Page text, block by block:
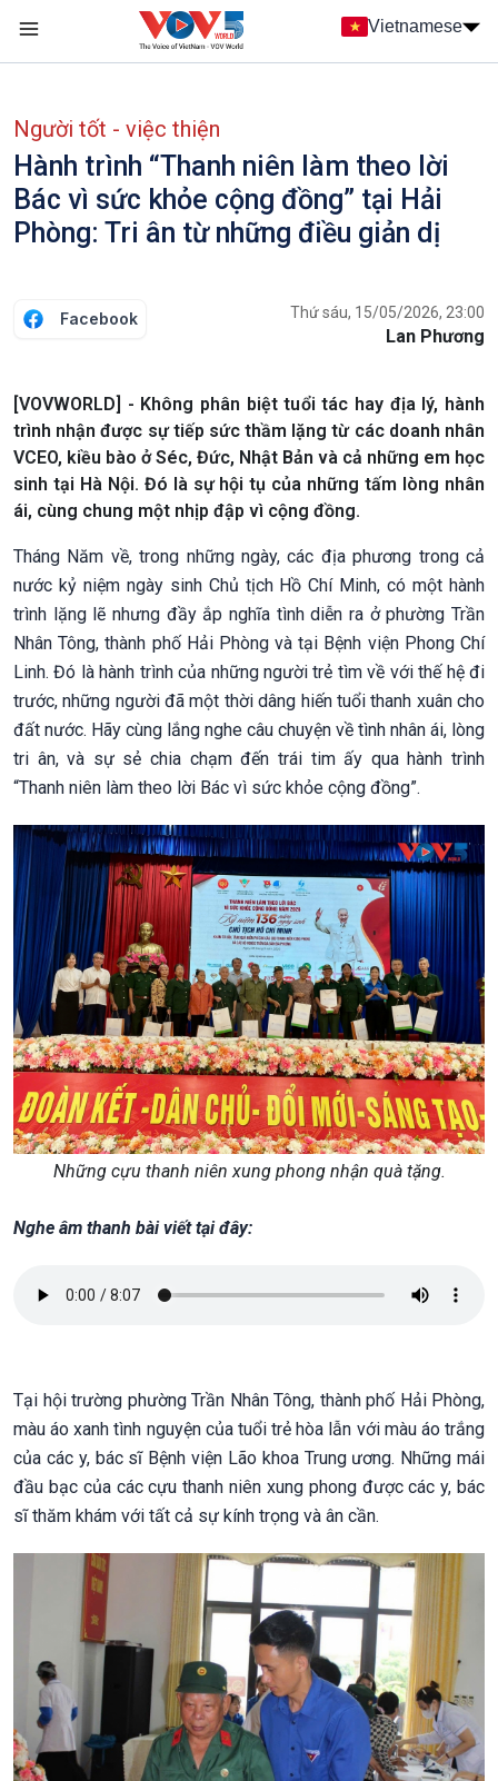
Nhảy đến nội dung
Vietnamese
Người tốt - việc thiện
Hành trình “Thanh niên làm theo lời
Bác vì sức khỏe cộng đồng” tại Hải
Phòng: Tri ân từ những điều giản dị
Facebook Thứ sáu, 15/05/2026, 23:00
Lan Phương
[VOVWORLD] - Không phân biệt tuổi tác hay địa lý, hành
trình nhận được sự tiếp sức thầm lặng từ các doanh nhân
VCEO, kiều bào ở Séc, Đức, Nhật Bản và cả những em học
sinh tại Hà Nội. Đó là sự hội tụ của những tấm lòng nhân
ái, cùng chung một nhịp đập vì cộng đồng.
Tháng Năm về, trong những ngày, các địa phương trong cả
nước kỷ niệm ngày sinh Chủ tịch Hồ Chí Minh, có một hành
trình lặng lẽ nhưng đầy ắp nghĩa tình diễn ra ở phường Trần
Nhân Tông, thành phố Hải Phòng và tại Bệnh viện Phong Chí
Linh. Đó là hành trình của những người trẻ tìm về với thế hệ đi
trước, những người đã một thời dâng hiến tuổi thanh xuân cho
đất nước. Hãy cùng lắng nghe câu chuyện về tình nhân ái, lòng
tri ân, và sự sẻ chia chạm đến trái tim ấy qua hành trình
“Thanh niên làm theo lời Bác vì sức khỏe cộng đồng”.
Những cựu thanh niên xung phong nhận quà tặng.
Nghe âm thanh bài viết tại đây:
Tại hội trường phường Trần Nhân Tông, thành phố Hải Phòng,
màu áo xanh tình nguyện của tuổi trẻ hòa lẫn với màu áo trắng
của các y, bác sĩ Bệnh viện Lão khoa Trung ương. Những mái
đầu bạc của các cựu thanh niên xung phong được các y, bác
sĩ thăm khám với tất cả sự kính trọng và ân cần.